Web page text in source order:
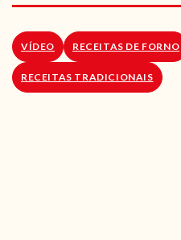
VÍDEO RECEITAS DE FORNO
RECEITAS TRADICIONAIS